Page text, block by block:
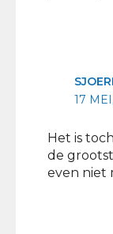
17
Het is
de
even niet